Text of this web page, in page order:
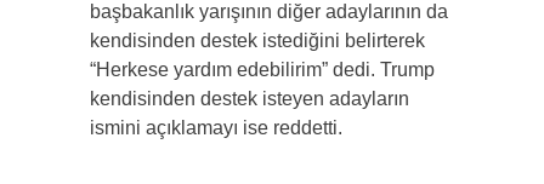
başbakanlık yarışının diğer adaylarının da
kendisinden destek istediğini belirterek
“Herkese yardım edebilirim” dedi. Trump
kendisinden destek isteyen adayların
ismini açıklamayı ise reddetti.